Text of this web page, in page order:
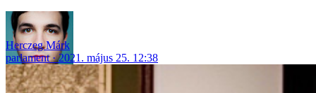
Herczeg Márk
parlament
2021. május 25. 12:38